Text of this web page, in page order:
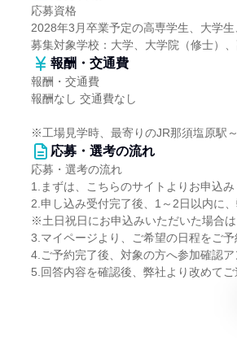
応募資格
2028年3月卒業予定の高専学生、大学
募集対象学校：大学、大学院（修士）
報酬・交通費
報酬・交通費
報酬なし 交通費なし
※工場見学時、最寄りのJR那須塩原駅
応募・選考の流れ
応募・選考の流れ
1.まずは、こちらのサイトよりお申込み
2.申し込み受付完了後、1～2日以内に
※土日祝日にお申込みいただいた場合
3.マイページより、ご希望の日程をご予
4.ご予約完了後、対象の方へ参加確認
5.回答内容を確認後、弊社より改めてご